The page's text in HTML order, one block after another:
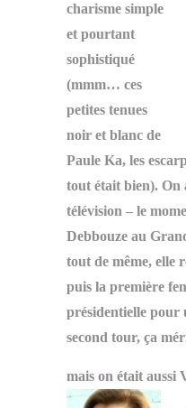
charisme simple
et pourtant
sophistiqué
(mmm… ces
petites tenues
noir et blanc de
Paule Ka, les
tout était bien). On
télévision – le
Debbouze au
tout de même,
puis la première
présidentielle pour
second tour, ça
mais on était aussi